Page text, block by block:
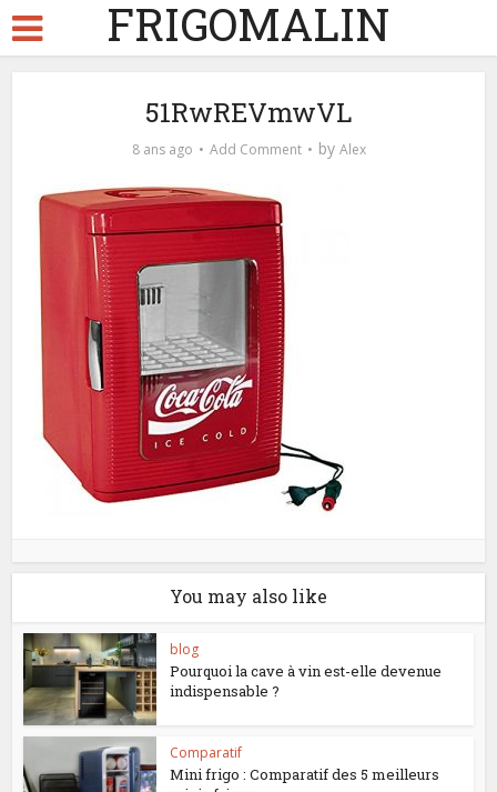
FRIGOMALIN
51RwREVmwVL
8 ans ago Add Comment by Alex
You may also like
blog
Pourquoi la cave à vin est-elle devenue
indispensable ?
Comparatif
Mini frigo : Comparatif des 5 meilleurs